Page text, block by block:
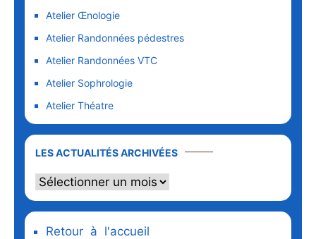
Atelier Œnologie
Atelier Randonnées pédestres
Atelier Randonnées VTC
Atelier Sophrologie
Atelier Théatre
LES ACTUALITÉS ARCHIVÉES
Retour à l'accueil